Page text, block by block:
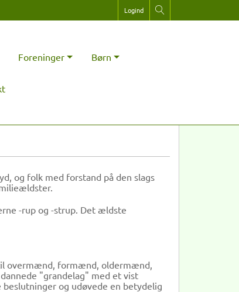
Logind
Foreninger Børn
og folk med forstand på den slags
-rup og -strup. Det ældste
overmænd, formænd, oldermænd,
"grandelag" med et vist
og udøvede en betydelig